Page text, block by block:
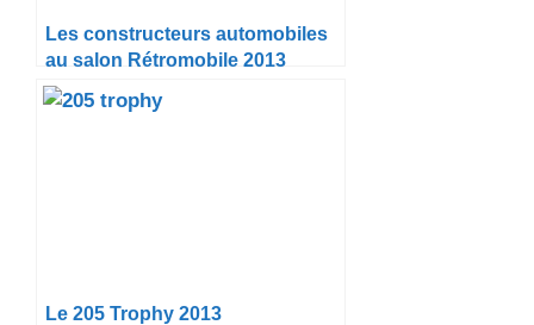
Les constructeurs automobiles
au salon Rétromobile 2013
Le 205 Trophy 2013